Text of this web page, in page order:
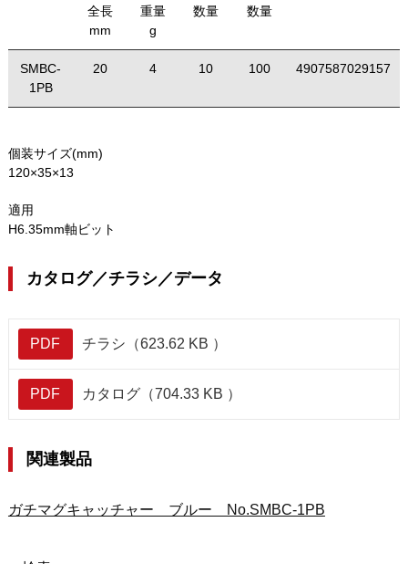
全長
mm
重量
g
数量
数量
SMBC-
1PB
20 4 10 100 4907587029157
個装サイズ(mm)
120×35×13
適用
H6.35mm軸ビット
カタログ／チラシ／データ
PDF チラシ（623.62 KB ）
PDF カタログ（704.33 KB ）
関連製品
ガチマグキャッチャー ブルー No.SMBC-1PB